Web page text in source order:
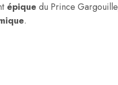
épique du Prince
.